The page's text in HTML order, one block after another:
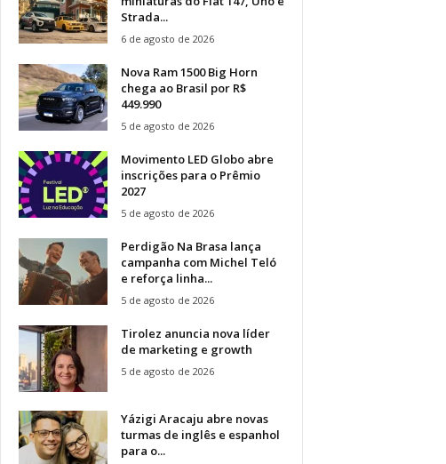
Strada...
6 de agosto de 2026
Nova Ram 1500 Big Horn
chega ao Brasil por R$
449.990
5 de agosto de 2026
Movimento LED Globo abre
inscrições para o Prêmio
2027
5 de agosto de 2026
Perdigão Na Brasa lança
campanha com Michel Teló
e reforça linha...
5 de agosto de 2026
Tirolez anuncia nova líder
de marketing e growth
5 de agosto de 2026
Yázigi Aracaju abre novas
turmas de inglês e espanhol
para o...